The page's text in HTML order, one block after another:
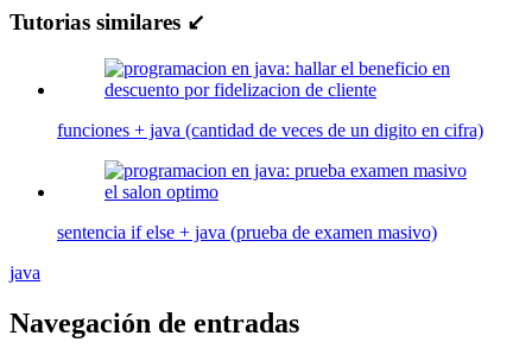
Tutorias similares ↙
funciones + java (cantidad de veces de un digito en cifra)
sentencia if else + java (prueba de examen masivo)
java
Navegación de entradas